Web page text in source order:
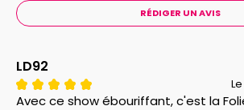
RÉDIGER UN AVIS
LD92
Avec ce show ébouriffant, c'est la